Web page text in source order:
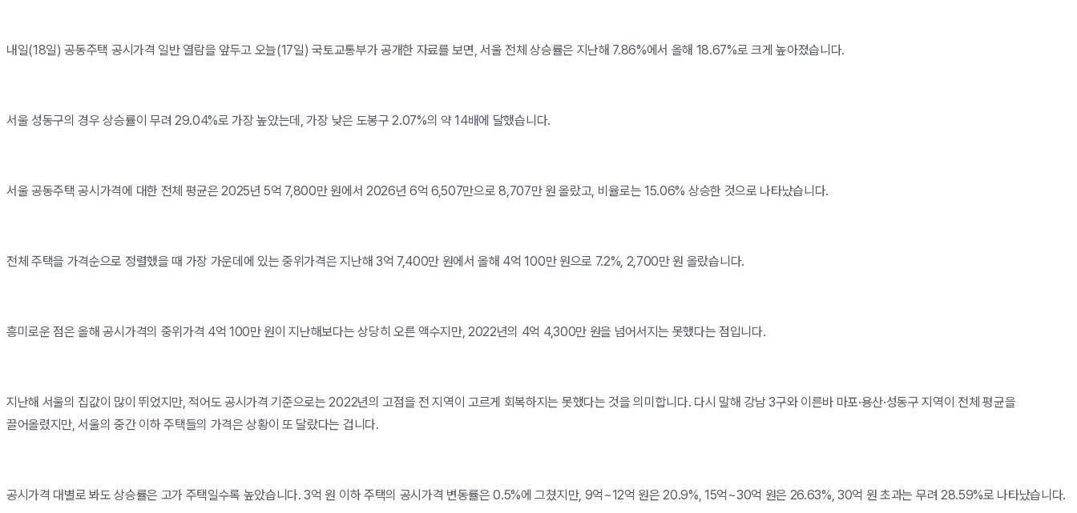
내일(18일) 공동주택 공시가격 일반 열람을 앞두고 오늘(17일) 국토교통부가 공개한 자료를 보면, 서울 전체 상승률은 지난해 7.86%에서 올해 18.67%로 크게 높아졌습니다.
서울 성동구의 경우 상승률이 무려 29.04%로 가장 높았는데, 가장 낮은 도봉구 2.07%의 약 14배에 달했습니다.
서울 공동주택 공시가격에 대한 전체 평균은 2025년 5억 7,800만 원에서 2026년 6억 6,507만으로 8,707만 원 올랐고, 비율로는 15.06% 상승한 것으로 나타났습니다.
전체 주택을 가격순으로 정렬했을 때 가장 가운데에 있는 중위가격은 지난해 3억 7,400만 원에서 올해 4억 100만 원으로 7.2%, 2,700만 원 올랐습니다.
흥미로운 점은 올해 공시가격의 중위가격 4억 100만 원이 지난해보다는 상당히 오른 액수지만, 2022년의 4억 4,300만 원을 넘어서지는 못했다는 점입니다.
지난해 서울의 집값이 많이 뛰었지만, 적어도 공시가격 기준으로는 2022년의 고점을 전 지역이 고르게 회복하지는 못했다는 것을 의미합니다. 다시 말해 강남 3구와 이른바 마포·용산·성동구 지역이 전체 평균을
끌어올렸지만, 서울의 중간 이하 주택들의 가격은 상황이 또 달랐다는 겁니다.
공시가격 대별로 봐도 상승률은 고가 주택일수록 높았습니다. 3억 원 이하 주택의 공시가격 변동률은 0.5%에 그쳤지만, 9억~12억 원은 20.9%, 15억~30억 원은 26.63%, 30억 원 초과는 무려 28.59%로 나타났습니다.